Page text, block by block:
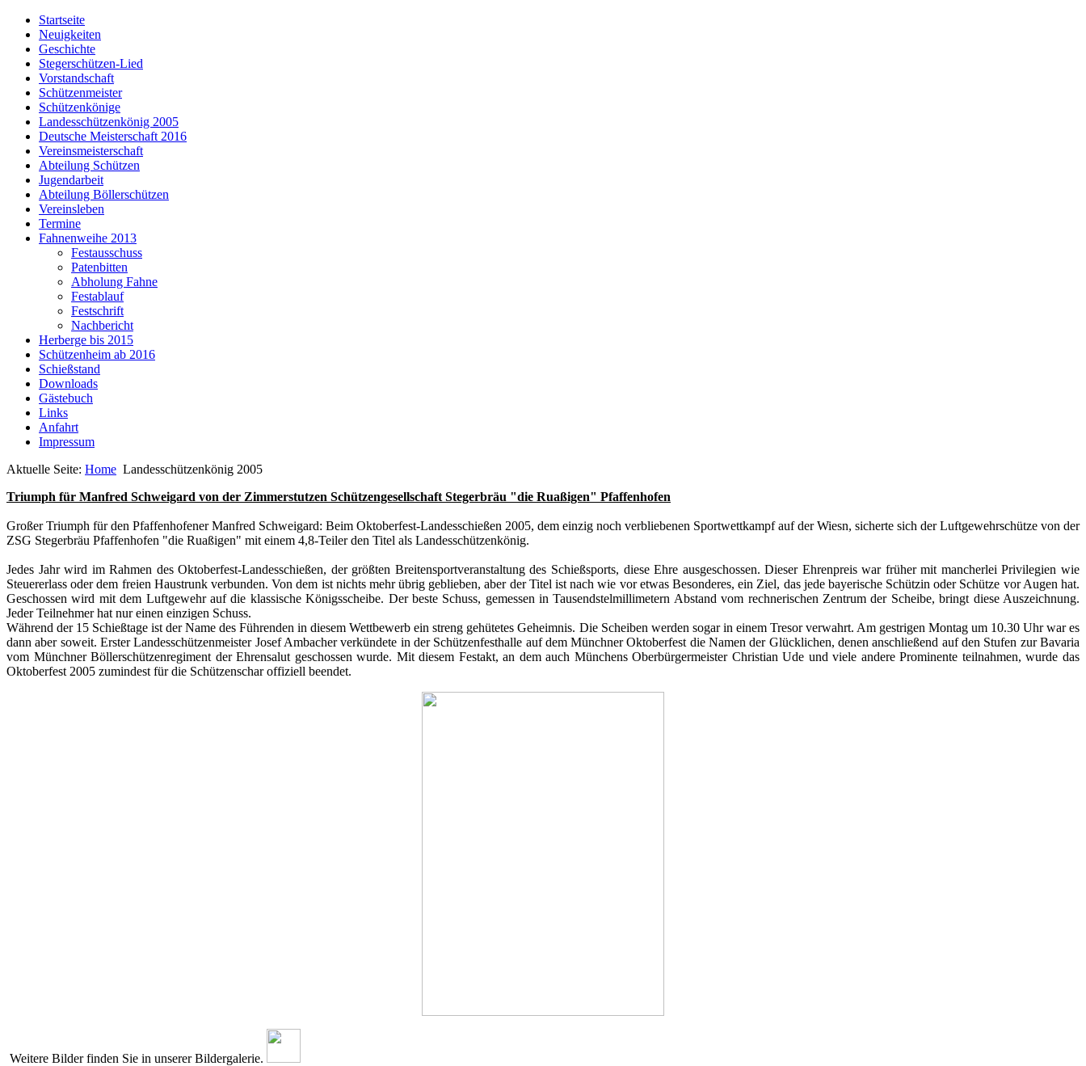
Startseite
Neuigkeiten
Geschichte
Stegerschützen-Lied
Vorstandschaft
Schützenmeister
Schützenkönige
Landesschützenkönig 2005
Deutsche Meisterschaft 2016
Vereinsmeisterschaft
Abteilung Schützen
Jugendarbeit
Abteilung Böllerschützen
Vereinsleben
Termine
Fahnenweihe 2013
Festausschuss
Patenbitten
Abholung Fahne
Festablauf
Festschrift
Nachbericht
Herberge bis 2015
Schützenheim ab 2016
Schießstand
Downloads
Gästebuch
Links
Anfahrt
Impressum
Aktuelle Seite: Home Landesschützenkönig 2005
Triumph für Manfred Schweigard von der Zimmerstutzen Schützengesellschaft Stegerbräu "die Ruaßigen" Pfaffenhofen
Großer Triumph für den Pfaffenhofener Manfred Schweigard: Beim Oktoberfest-Landesschießen 2005, dem einzig noch verbliebenen Sportwettkampf auf der Wiesn, sicherte sich der Luftgewehrschütze von der
ZSG Stegerbräu Pfaffenhofen "die Ruaßigen" mit einem 4,8-Teiler den Titel als Landesschützenkönig.
Jedes Jahr wird im Rahmen des Oktoberfest-Landesschießen, der größten Breitensportveranstaltung des Schießsports, diese Ehre ausgeschossen. Dieser Ehrenpreis war früher mit mancherlei Privilegien wie
Steuererlass oder dem freien Haustrunk verbunden. Von dem ist nichts mehr übrig geblieben, aber der Titel ist nach wie vor etwas Besonderes, ein Ziel, das jede bayerische Schützin oder Schütze vor Augen hat.
Geschossen wird mit dem Luftgewehr auf die klassische Königsscheibe. Der beste Schuss, gemessen in Tausendstelmillimetern Abstand vom rechnerischen Zentrum der Scheibe, bringt diese Auszeichnung.
Jeder Teilnehmer hat nur einen einzigen Schuss.
Während der 15 Schießtage ist der Name des Führenden in diesem Wettbewerb ein streng gehütetes Geheimnis. Die Scheiben werden sogar in einem Tresor verwahrt. Am gestrigen Montag um 10.30 Uhr war es
dann aber soweit. Erster Landesschützenmeister Josef Ambacher verkündete in der Schützenfesthalle auf dem Münchner Oktoberfest die Namen der Glücklichen, denen anschließend auf den Stufen zur Bavaria
vom Münchner Böllerschützenregiment der Ehrensalut geschossen wurde. Mit diesem Festakt, an dem auch Münchens Oberbürgermeister Christian Ude und viele andere Prominente teilnahmen, wurde das
Oktoberfest 2005 zumindest für die Schützenschar offiziell beendet.
Weitere Bilder finden Sie in unserer Bildergalerie.